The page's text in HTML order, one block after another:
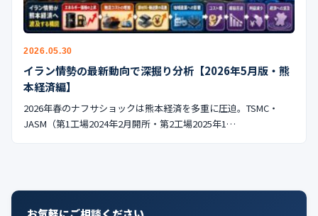
イラン情勢まとめ
公式ブログ
会社案内
🇺🇸🇰🇷🇹🇼🇻🇳
2026.05.30
イラン情勢の最新動向で深掘り分析【2026年5月版・熊
本経済編】
2026年春のナフサショックは熊本経済を多重に圧迫。TSMC・
JASM（第1工場2024年2月開所・第2工場2025年1…